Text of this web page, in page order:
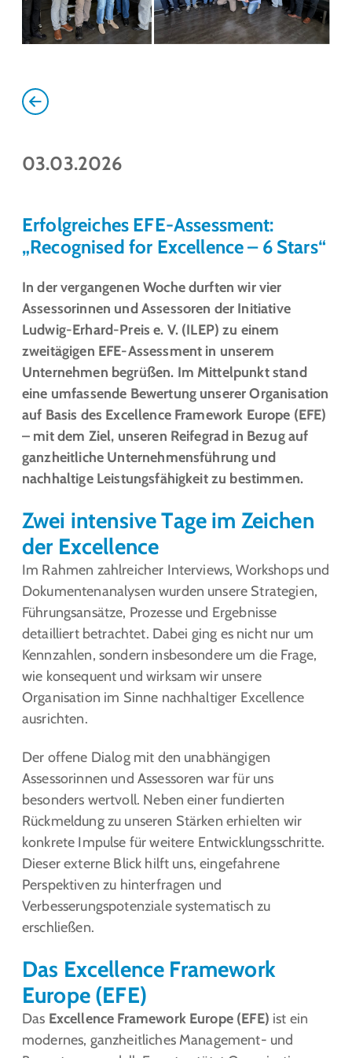
03.03.2026
Erfolgreiches EFE-Assessment:
„Recognised for Excellence – 6 Stars“
In der vergangenen Woche durften wir vier
Assessorinnen und Assessoren der Initiative
Ludwig-Erhard-Preis e. V. (ILEP) zu einem
zweitägigen EFE-Assessment in unserem
Unternehmen begrüßen. Im Mittelpunkt stand
eine umfassende Bewertung unserer Organisation
auf Basis des Excellence Framework Europe (EFE)
– mit dem Ziel, unseren Reifegrad in Bezug auf
ganzheitliche Unternehmensführung und
nachhaltige Leistungsfähigkeit zu bestimmen.
Zwei intensive Tage im Zeichen
der Excellence
Im Rahmen zahlreicher Interviews, Workshops und
Dokumentenanalysen wurden unsere Strategien,
Führungsansätze, Prozesse und Ergebnisse
detailliert betrachtet. Dabei ging es nicht nur um
Kennzahlen, sondern insbesondere um die Frage,
wie konsequent und wirksam wir unsere
Organisation im Sinne nachhaltiger Excellence
ausrichten.
Der offene Dialog mit den unabhängigen
Assessorinnen und Assessoren war für uns
besonders wertvoll. Neben einer fundierten
Rückmeldung zu unseren Stärken erhielten wir
konkrete Impulse für weitere Entwicklungsschritte.
Dieser externe Blick hilft uns, eingefahrene
Perspektiven zu hinterfragen und
Verbesserungspotenziale systematisch zu
erschließen.
Das Excellence Framework
Europe (EFE)
Das Excellence Framework Europe (EFE) ist ein
modernes, ganzheitliches Management- und